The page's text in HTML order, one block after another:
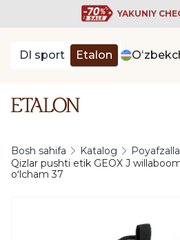
YAKUNIY
DI sport Etalon
Bosh sahifa Katalog
Qizlar pushti etik GEOX J
oʻlcham 37